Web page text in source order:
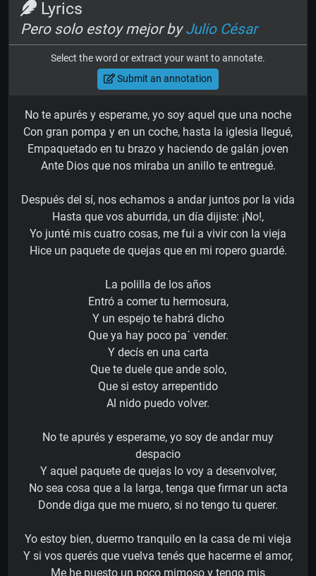
Lyrics
Pero solo estoy mejor byJulio César
Select the word or extract your want to annotate.
Submit an annotation
No te apurés y esperame, yo soy aquel que una noche
Con gran pompa y en un coche, hasta la iglesia llegué,
Empaquetado en tu brazo y haciendo de galán joven
Ante Dios que nos miraba un anillo te entregué.
Después del sí, nos echamos a andar juntos por la vida
Hasta que vos aburrida, un día dijiste: ¡No!,
Yo junté mis cuatro cosas, me fui a vivir con la vieja
Hice un paquete de quejas que en mi ropero guardé.
La polilla de los años
Entró a comer tu hermosura,
Y un espejo te habrá dicho
Que ya hay poco pa´ vender.
Y decís en una carta
Que te duele que ande solo,
Que si estoy arrepentido
Al nido puedo volver.
No te apurés y esperame, yo soy de andar muy
despacio
Y aquel paquete de quejas lo voy a desenvolver,
No sea cosa que a la larga, tenga que firmar un acta
Donde diga que me muero, si no tengo tu querer.
Yo estoy bien, duermo tranquilo en la casa de mi vieja
Y si vos querés que vuelva tenés que hacerme el amor,
Me he puesto un poco mimoso y tengo mis